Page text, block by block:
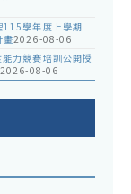
115學年度上學期
畫2026-08-06
力競賽培訓公開授
2026-08-06